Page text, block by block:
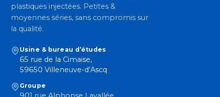
plastiques injectées. Petites &
moyennes séries, sans compromis sur
la qualité.
Usine & bureau d’études
65 rue de la Cimaise,
59650 Villeneuve-d’Ascq
Groupe